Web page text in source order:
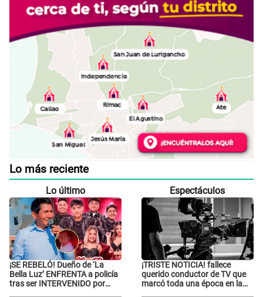
Lo más reciente
Lo último
¡SE REBELÓ! Dueño de ‘La
Bella Luz’ ENFRENTA a policía
tras ser INTERVENIDO por
Espectáculos
¡TRISTE NOTICIA! fallece
querido conductor de TV que
marcó toda una época en la